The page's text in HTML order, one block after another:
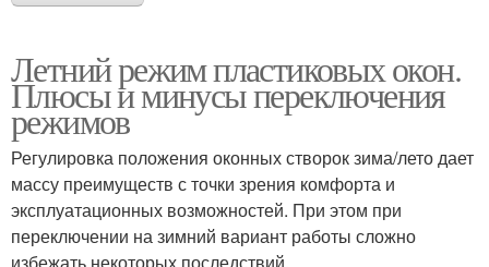
Летний режим пластиковых окон.
Плюсы и минусы переключения
режимов
Регулировка положения оконных створок зима/лето дает
массу преимуществ с точки зрения комфорта и
эксплуатационных возможностей. При этом при
переключении на зимний вариант работы сложно
избежать некоторых последствий.